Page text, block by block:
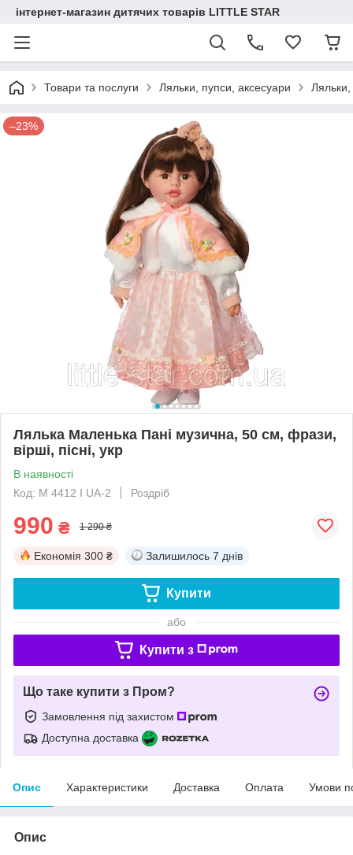
інтернет-магазин дитячих товарів LITTLE STAR
Товари та послуги Ляльки, пупси, аксесуари Ляльки,
–23%
Лялька Маленька Пані музична, 50 см, фрази,
вірші, пісні, укр
В наявності
Код: M 4412 I UA-2
Роздріб
990 ₴ 1 290 ₴
Економія 300 ₴ Залишилось 7 днів
Купити
або
Купити з
Що таке купити з Пром?
Замовлення під захистом
Доступна доставка
Опис Характеристики Доставка Оплата Умови
Опис